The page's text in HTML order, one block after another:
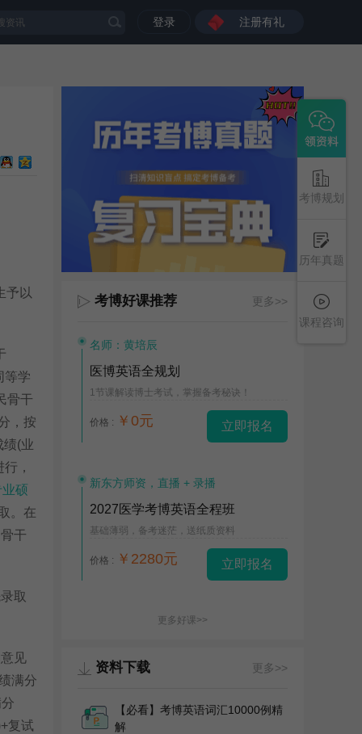
登录 注册有礼
予以
等学
骨干
，按
绩(业
，
硕
。在
干
取
见
满分
复试
考博规划
历年真题
课程咨询
考博好课推荐 更多>>
名师：黄培辰
医博英语全规划
1节课解读博士考试，掌握备考秘诀！
价格 : ￥0元 立即报名
新东方师资，直播 + 录播
2027医学考博英语全程班
基础薄弱，备考迷茫，送纸质资料
价格 : ￥2280元 立即报名
更多好课>>
资料下载 更多>>
【必看】考博英语词汇10000例精
解